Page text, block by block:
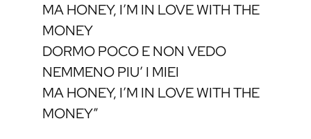
MA HONEY, I’M IN LOVE WITH THE
MONEY
DORMO POCO E NON VEDO
NEMMENO PIU’ I MIEI
MA HONEY, I’M IN LOVE WITH THE
MONEY”